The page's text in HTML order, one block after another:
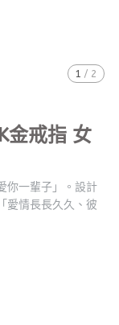
1 / 2
金戒指 女
你一輩子」。設計
愛情長長久久、彼